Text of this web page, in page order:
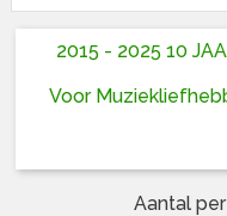
2015 - 2025 10
Voor
Aantal